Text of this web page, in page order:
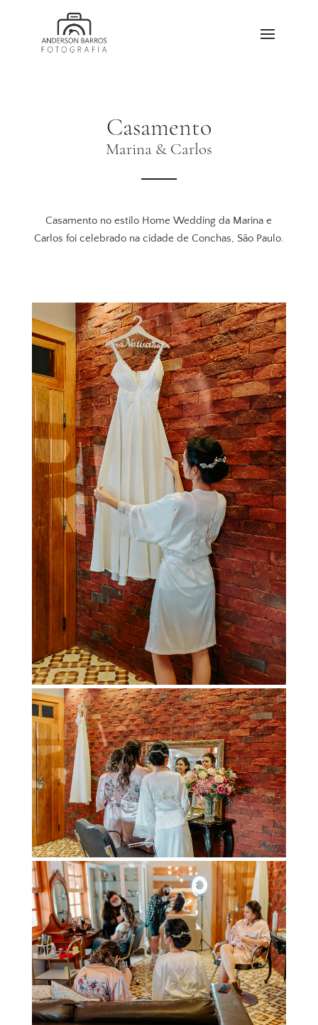
Casamento
Marina & Carlos
Casamento no estilo Home Wedding da Marina e
Carlos foi celebrado na cidade de Conchas, São Paulo.